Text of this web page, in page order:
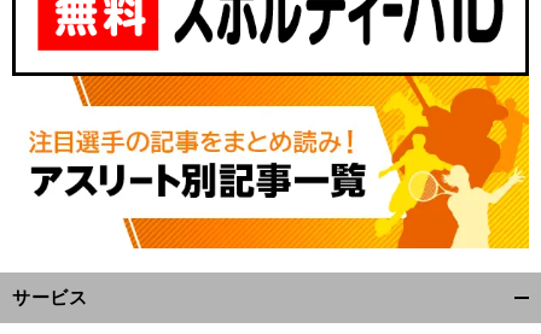
サービス